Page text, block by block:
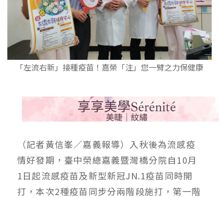
「左流右新」接種疫苗！嘉榮「注」您一臂之力保健康
（記者黃信峯／嘉義報導）入秋後為流感疫
情好發期，臺中榮總嘉義暨灣橋分院自10月
1日起流感疫苗及新型新冠JN.1疫苗同時開
打，本次2種疫苗同步分兩階段施打，第一階